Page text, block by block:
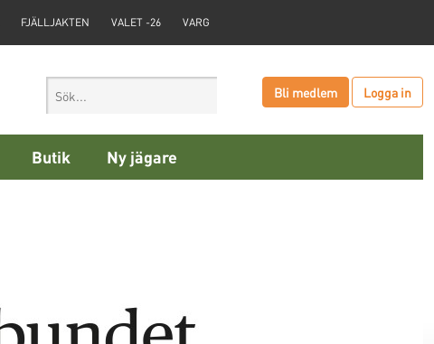
FJÄLLJAKTEN VALET -26 VARG
Bli medlem Logga in
Butik Ny jägare